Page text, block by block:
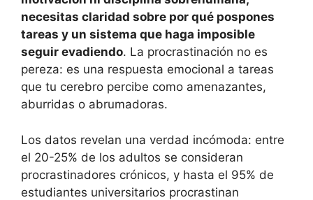
necesitas claridad sobre por qué pospones
tareas y un sistema que haga imposible
seguir evadiendo. La procrastinación no es
pereza: es una respuesta emocional a tareas
que tu cerebro percibe como amenazantes,
aburridas o abrumadoras.
Los datos revelan una verdad incómoda: entre
el 20-25% de los adultos se consideran
procrastinadores crónicos, y hasta el 95% de
estudiantes universitarios procrastinan